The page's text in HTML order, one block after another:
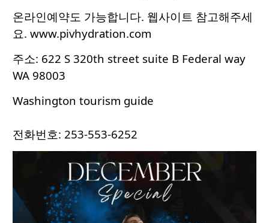
온라인예약도 가능합니다. 웹사이트 참고해주세
요. www.pivhydration.com
주소: 622 S 320th street suite B Federal way
WA 98003
Washington tourism guide
전화번호: 253-553-6252